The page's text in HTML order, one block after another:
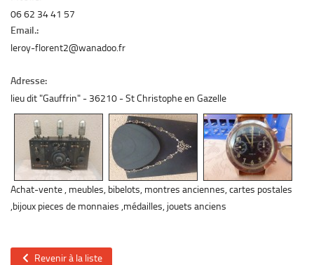
06 62 34 41 57
Email.:
leroy-florent2@wanadoo.fr
Adresse:
lieu dit "Gauffrin" 36210 St Christophe en Gazelle
Achat-vente , meubles, bibelots, montres anciennes, cartes postales
,bijoux pieces de monnaies ,médailles, jouets anciens
Revenir à la liste